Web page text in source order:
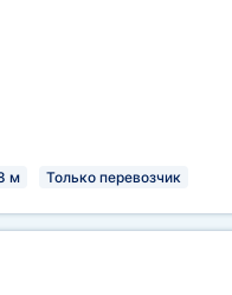
м Только перевозчик